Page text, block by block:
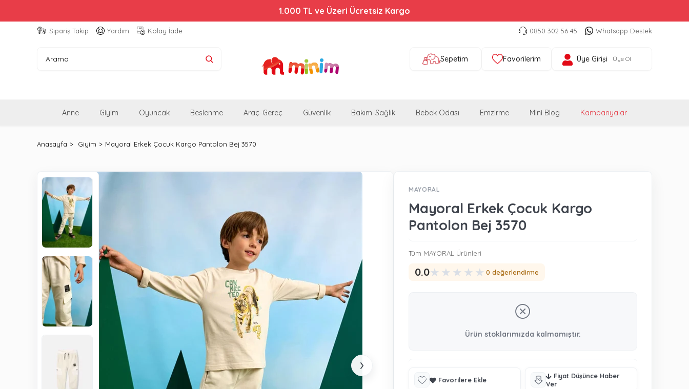
1.000 TL ve Üzeri Ücretsiz Kargo
Sipariş Takip Yardım Kolay İade 0850 302 56 45 Whatsapp Destek
Sepetim Favorilerim Üye Girişi Üye Ol
Anne Giyim Oyuncak Beslenme Araç-Gereç Güvenlik Bakım-Sağlık Bebek Odası Emzirme Mini Blog Kampanyalar
Anasayfa Giyim Mayoral Erkek Çocuk Kargo Pantolon Bej 3570
›
MAYORAL
Mayoral Erkek Çocuk Kargo
Pantolon Bej 3570
Tüm MAYORAL Ürünleri
0.0★ ★ ★ ★ ★ 0 değerlendirme
Ürün stoklarımızda kalmamıştır.
Favorilere Ekle
Fiyat Düşünce Haber
Ver